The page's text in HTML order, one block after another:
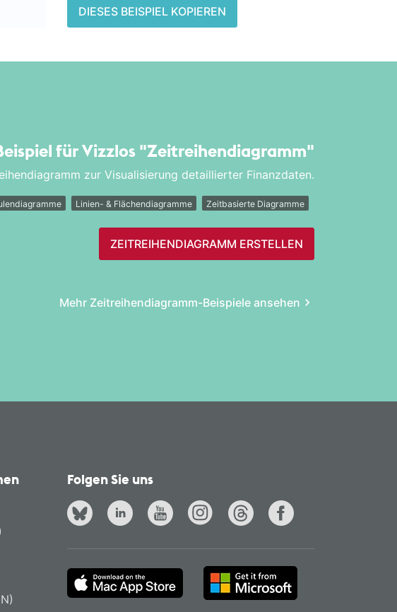
DIESES BEISPIEL KOPIEREN
für Vizzlos "Zeitreihen­diagramm"
zur Visualisierung detaillierter Finanzdaten.
Linien- & Flächendiagramme Zeitbasierte Diagramme
ZEITREIHEN­DIAGRAMM ERSTELLEN
Mehr Zeitreihen­diagramm-Beispiele ansehen
Folgen Sie uns